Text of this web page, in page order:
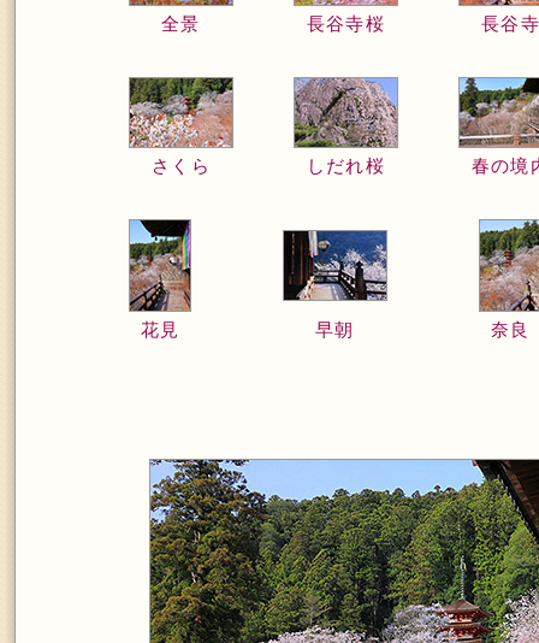
全景 長谷寺桜 長谷
さくら しだれ桜 春の境
花見 早朝 奈良